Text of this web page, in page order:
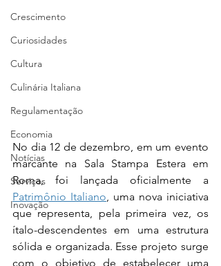
Crescimento
Curiosidades
Cultura
Culinária Italiana
Regulamentação
Economia
Notícias
Serviços
Inovação
No dia 12 de dezembro, em um evento
marcante na Sala Stampa Estera em
Patrimônio Italiano, uma nova iniciativa
que representa, pela primeira vez, os
ítalo-descendentes em uma estrutura
sólida e organizada. Esse projeto surge
com o objetivo de estabelecer uma